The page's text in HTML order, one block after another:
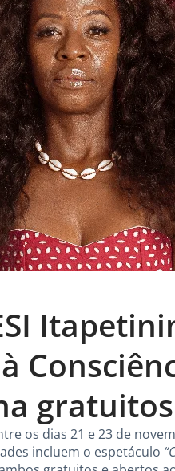
gratuitos
os dias 21 e 23 de
incluem o espetáculo